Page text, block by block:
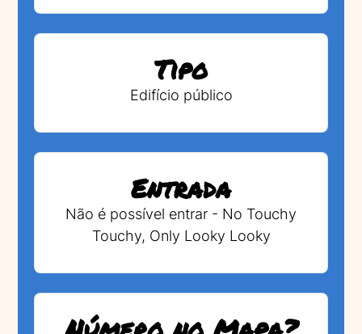
Tipo
Edifício público
Entrada
Não é possível entrar - No Touchy
Touchy, Only Looky Looky